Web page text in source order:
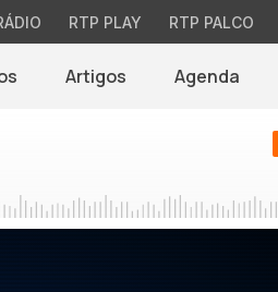
RTP PLAY RTP PALCO
Artigos Agenda